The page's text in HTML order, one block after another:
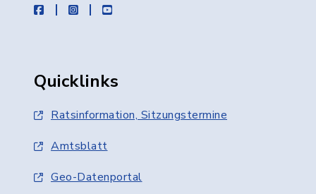
facebookinstagramyoutube
Quicklinks
Ratsinformation, Sitzungstermine
Amtsblatt
Geo-Datenportal